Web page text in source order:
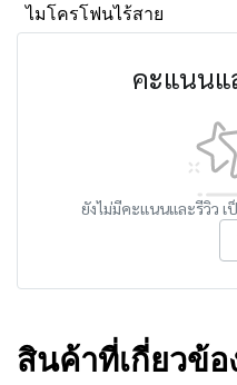
ไมโครโฟนไร้สาย
คะแนนแ
ยังไม่มีคะแนนและรีวิว
สินค้าที่เกี่ยวข้อ